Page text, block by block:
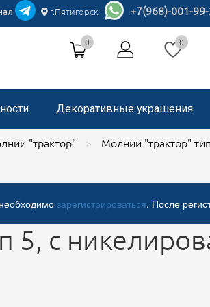
г.Пятигорск +7(968)-001-
0 0
Декоративные украшения
"трактор"
Молнии "трактор"
зарегистрироваться. После
5, с